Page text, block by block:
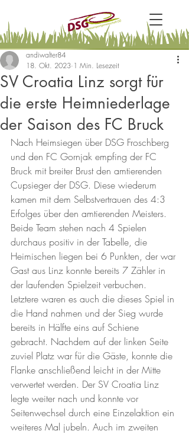
SV Croatia Linz sorgt für
die erste Heimniederlage
der Saison des FC Bruck
andiwalter84
18. Okt. 2023 1 Min. Lesezeit
Nach Heimsiegen über DSG Froschberg
und den FC Gornjak empfing der FC
Bruck mit breiter Brust den amtierenden
Cupsieger der DSG. Diese wiederum
kamen mit dem Selbstvertrauen des 4:3
Erfolges über den amtierenden Meisters.
Beide Team stehen nach 4 Spielen
durchaus positiv in der Tabelle, die
Heimischen liegen bei 6 Punkten, der war
Gast aus Linz konnte bereits 7 Zähler in
der laufenden Spielzeit verbuchen.
Letztere waren es auch die dieses Spiel in
die Hand nahmen und der Sieg wurde
bereits in Hälfte eins auf Schiene
gebracht. Nachdem auf der linken Seite
zuviel Platz war für die Gäste, konnte die
Flanke anschließend leicht in der Mitte
verwertet werden. Der SV Croatia Linz
legte weiter nach und konnte vor
Seitenwechsel durch eine Einzelaktion ein
weiteres Mal jubeln. Auch im zweiten